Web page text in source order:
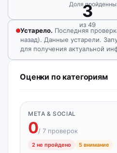
3
из 49
Доля
Устарело. Последняя
назад). Данные устарели.
для получения актуальной
Оценки по категориям
META & SOCIAL
0/ 7 проверок
2 не пройдено 5 внимание